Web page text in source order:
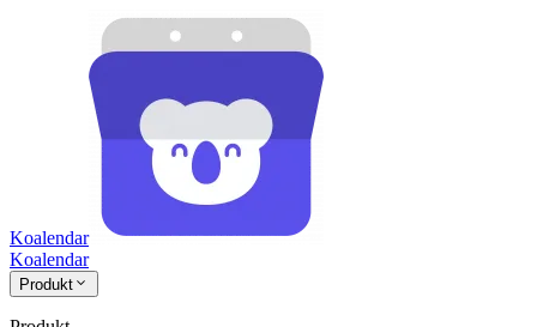
Koalendar
Koalendar
Produkt